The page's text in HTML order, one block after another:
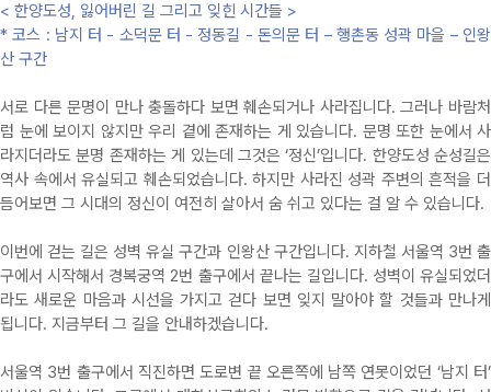
< 한양도성, 잃어버린 길 그리고 잊힌 시간들 >
* 코스 : 남지 터 - 소덕문 터 - 정동길 - 돈의문 터 – 행촌동 성곽 마을 – 인왕
산 구간
서로 다른 문명이 만나 충돌하다 보면 훼손되거나 사라집니다. 그러나 바람처
럼 눈에 보이지 않지만 우리 곁에 존재하는 게 있습니다. 문명 또한 눈에서 사
라지더라도 분명 존재하는 게 있는데 그것은 ‘정신’입니다. 한양도성 순성길은
역사 속에서 유실되고 훼손되었습니다. 하지만 사라진 성곽 주변의 흔적을 더
듬어보면 그 시대의 정신이 여전히 살아서 숨 쉬고 있다는 걸 알 수 있습니다.
이번에 걷는 길은 성벽 유실 구간과 인왕산 구간입니다. 지하철 서울역 3번 출
구에서 시작해서 경복궁역 2번 출구에서 끝나는 길입니다. 성벽이 유실되었더
라도 새로운 마음과 시선을 가지고 걷다 보면 잊지 말아야 할 것들과 만나게
됩니다. 지금부터 그 길을 안내하겠습니다.
서울역 3번 출구에서 직진하면 도로변 끝 오른쪽에 남쪽 연못이었던 ‘남지 터’